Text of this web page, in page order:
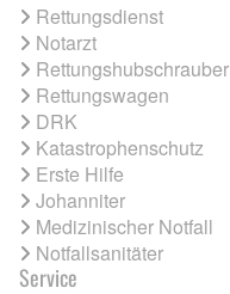
Rettungsdienst
Notarzt
Rettungshubschrauber
Rettungswagen
DRK
Katastrophenschutz
Erste Hilfe
Johanniter
Medizinischer Notfall
Notfallsanitäter
Service